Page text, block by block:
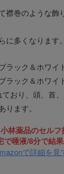
襟巻のような飾
に多くなります。
ラック＆ホワイ
ラック＆ホワイ
おり、頭、首
ります。
林薬品のセルフ
で唾液/8分で結
で詳細を見